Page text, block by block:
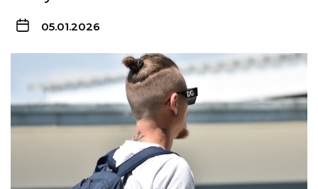
05.01.2026